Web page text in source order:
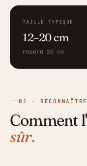
TAILLE TYPIQUE
12–20 cm
record 20 cm
01 · RECONNAÎTRE
Comment
sûr.